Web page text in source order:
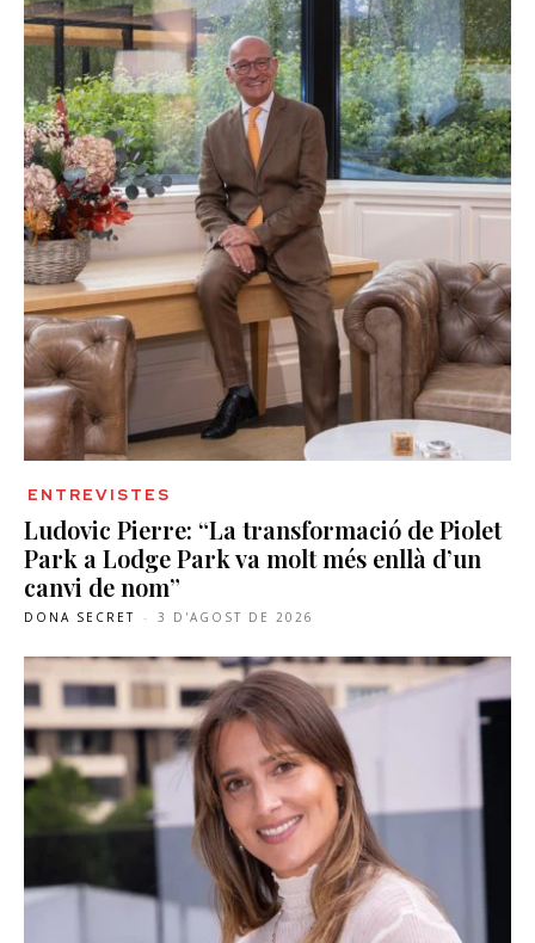
ENTREVISTES
Ludovic Pierre: “La transformació de Piolet
Park a Lodge Park va molt més enllà d’un
canvi de nom”
DONA SECRET - 3 D'AGOST DE 2026